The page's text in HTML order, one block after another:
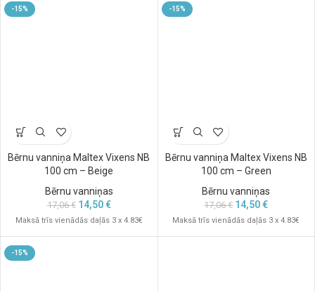
-15%
Bērnu vanniņa Maltex Vixens NB
100 cm – Beige
Bērnu vanniņas
17,06€ 14,50€
Maksā trīs vienādās daļās 3 x 4.83€
-15%
Bērnu vanniņa Maltex Vixens NB
100 cm – Green
Bērnu vanniņas
17,06€ 14,50€
Maksā trīs vienādās daļās 3 x 4.83€
-15%